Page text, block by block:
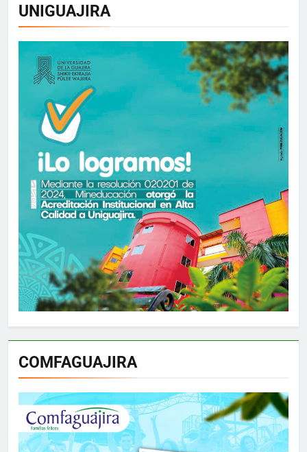
UNIGUAJIRA
COMFAGUAJIRA